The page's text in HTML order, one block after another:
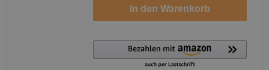
In den Warenkorb